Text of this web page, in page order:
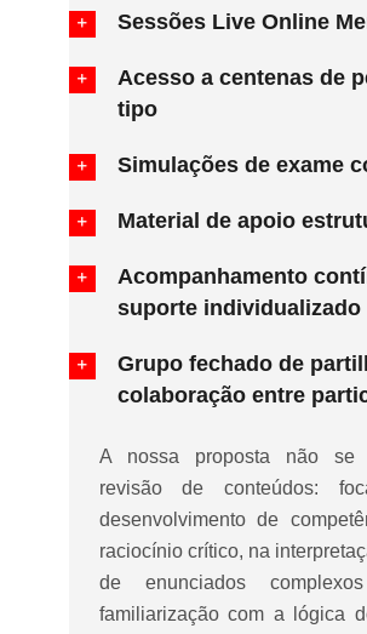
Sessões Live Online
Acesso a centenas de
tipo
Simulações de exame
Material de apoio
Acompanhamento
suporte individualizado
Grupo fechado de
colaboração entre
A nossa proposta não se
revisão de conteúdos:
desenvolvimento de
raciocínio crítico, na
de enunciados
familiarização com a lógica